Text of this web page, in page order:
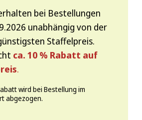
bei Bestellungen
unabhängig von der
Staffelpreis.
ca. 10 % Rabatt auf
.
wird bei Bestellung im
abgezogen.